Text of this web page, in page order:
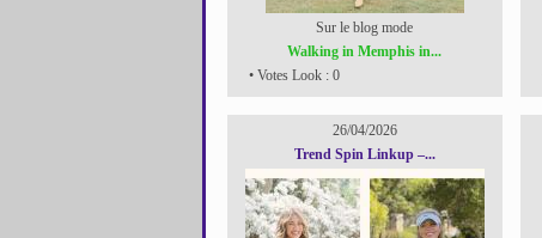
Sur le blog mode
Walking in Memphis in...
• Votes Look : 0
26/04/2026
Trend Spin Linkup –...